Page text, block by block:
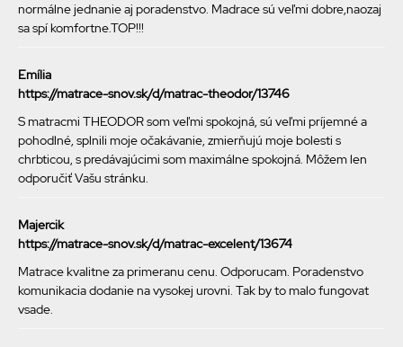
normálne jednanie aj poradenstvo. Madrace sú veľmi dobre,naozaj
sa spí komfortne.TOP!!!
Emília
https://matrace-snov.sk/d/matrac-theodor/13746
S matracmi THEODOR som veľmi spokojná, sú veľmi príjemné a
pohodlné, splnili moje očakávanie, zmierňujú moje bolesti s
chrbticou, s predávajúcimi som maximálne spokojná. Môžem len
odporučiť Vašu stránku.
Majercik
https://matrace-snov.sk/d/matrac-excelent/13674
Matrace kvalitne za primeranu cenu. Odporucam. Poradenstvo
komunikacia dodanie na vysokej urovni. Tak by to malo fungovat
vsade.